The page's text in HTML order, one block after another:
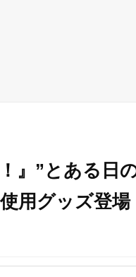
』”とある日
用グッズ登